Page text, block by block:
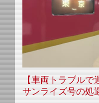
【車両トラブルで
サンライズ号の処